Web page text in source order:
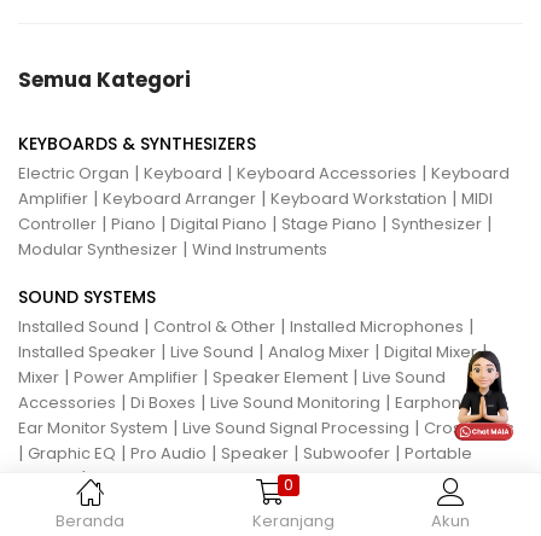
Beranda
0
Keranjang
Akun
Semua Kategori
KEYBOARDS & SYNTHESIZERS
Electric Organ | Keyboard | Keyboard Accessories | Keyboard
Amplifier | Keyboard Arranger | Keyboard Workstation | MIDI
Controller | Piano | Digital Piano | Stage Piano | Synthesizer |
Modular Synthesizer | Wind Instruments
SOUND SYSTEMS
Installed Sound | Control & Other | Installed Microphones |
Installed Speaker | Live Sound | Analog Mixer | Digital Mixer|
Mixer | Power Amplifier | Speaker Element | Live Sound
Accessories | Di Boxes | Live Sound Monitoring | Earphone |In
Ear Monitor System | Live Sound Signal Processing | Crossovers
| Graphic EQ | Pro Audio | Speaker | Subwoofer | Portable
|Speaker Management System
DRUMS & PERCUSSIONS